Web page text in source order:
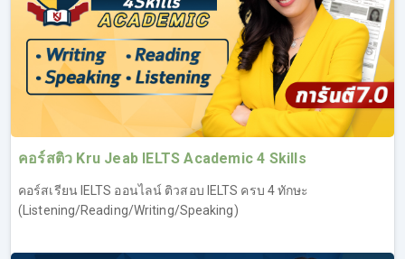
คอร์สติว Kru Jeab IELTS Academic 4 Skills
คอร์สเรียน IELTS ออนไลน์ ติวสอบ IELTS ครบ 4 ทักษะ
(Listening/Reading/Writing/Speaking)